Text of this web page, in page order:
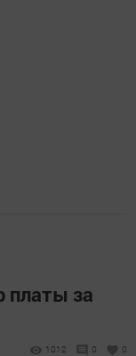
платы за
1012 0 0